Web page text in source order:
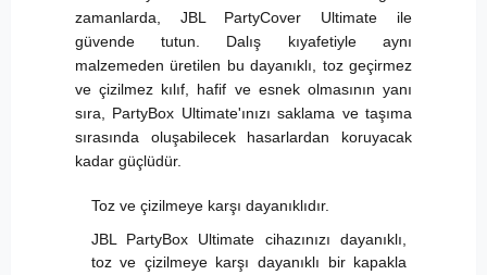
zamanlarda, JBL PartyCover Ultimate ile
güvende tutun. Dalış kıyafetiyle aynı
malzemeden üretilen bu dayanıklı, toz geçirmez
ve çizilmez kılıf, hafif ve esnek olmasının yanı
sıra, PartyBox Ultimate'ınızı saklama ve taşıma
sırasında oluşabilecek hasarlardan koruyacak
kadar güçlüdür.
Toz ve çizilmeye karşı dayanıklıdır.
JBL PartyBox Ultimate cihazınızı dayanıklı,
toz ve çizilmeye karşı dayanıklı bir kapakla